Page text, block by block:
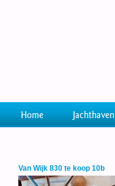
Home Jachthaven
Van Wijk 830 te koop 10b